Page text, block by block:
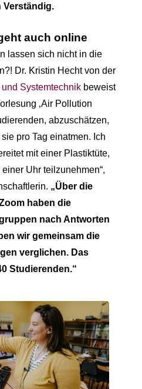
Verständig.
auch online
lassen sich nicht in die
Dr. Kristin Hecht von der
Systemtechnik beweist
‚Air Pollution
abzuschätzen,
pro Tag einatmen. Ich
mit einer Plastiktüte,
Uhr teilzunehmen“,
„Über die
haben die
nach Antworten
wir gemeinsam die
verglichen. Das
Studierenden.“